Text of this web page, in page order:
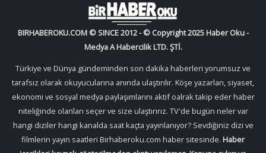
BIRHABEROKU.COM © SINCE 2012 - © Copyright 2025 Haber Oku -
Medya A Habercilik LTD. ŞTİ.
Türkiye ve Dünya gündeminden son dakika haberleri yorumsuz ve
tarafsız olarak okuyucularına anında ulaştırılır. Köşe yazarları, siyaset,
ekonomi ve sosyal medya paylaşımlarını aktif oalrak takip eder haber
niteliğinde olanları seçer ve size ulaştırırız. TV'de bugün neler var
hangi diziler hangi kanalda saat kaçta yayınlanıyor? Sevdiğiniz dizi ve
filmlerin yayın saatleri Birhaberoku.com haber sitesinde. Haber